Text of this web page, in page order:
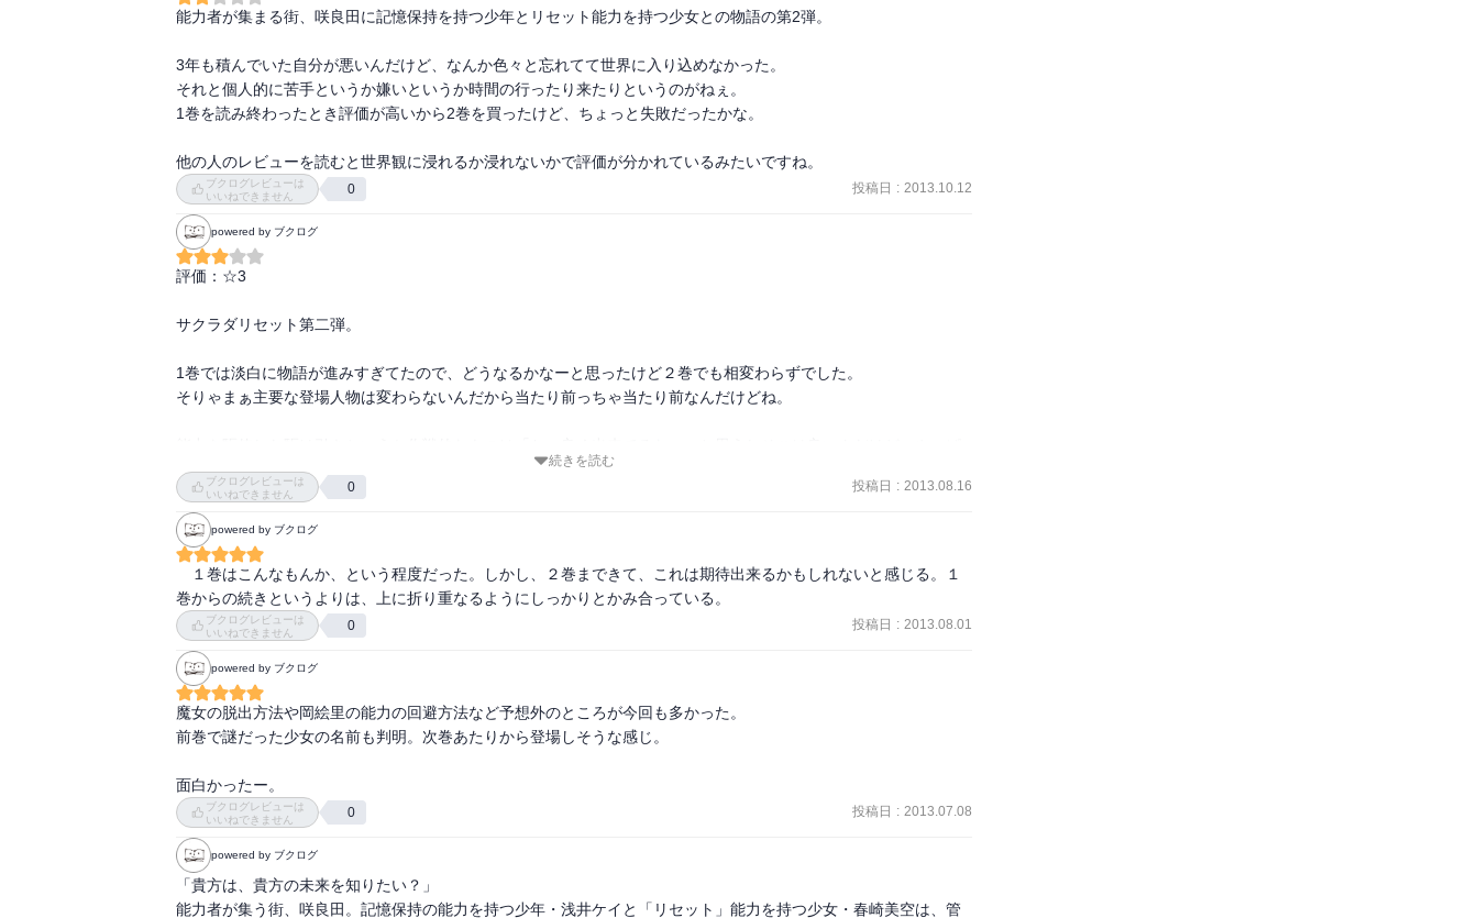
能力者が集まる街、咲良田に記憶保持を持つ少年とリセット能力を持つ少女との物語の第2弾。
3年も積んでいた自分が悪いんだけど、なんか色々と忘れてて世界に入り込めなかった。
それと個人的に苦手というか嫌いというか時間の行ったり来たりというのがねぇ。
1巻を読み終わったとき評価が高いから2巻を買ったけど、ちょっと失敗だったかな。
他の人のレビューを読むと世界観に浸れるか浸れないかで評価が分かれているみたいですね。
ブクログレビューは
いいねできません
0 投稿日 : 2013.10.12
powered by ブクログ
評価：☆3
サクラダリセット第二弾。
1巻では淡白に物語が進みすぎてたので、どうなるかなーと思ったけど２巻でも相変わらずでした。
そりゃまぁ主要な登場人物は変わらないんだから当たり前っちゃ当たり前なんだけどね。
りキャラに”熱”が足りないんだよ。
だから何が起ころうが「ふーん、ああそう」みたいな感じになっちゃう。
主人公のケイとヒロインの春崎のどちらも冷静すぎるというか何考えてるのか分からないというか・・・。
ケイに至ってはあとがきで著者自身が「何を考えているんだかいまいちよく分からない男の子」って言っちゃって
るからね。それってどーなのよ（笑）
とにかく感情移入出来ないんだな。それが自分に合わないんだと思う。
話としては１巻よりは面白かったと思うけど、400ページもあって読むの辛かったんで☆は3で。
残りも読まなきゃ（使命感）
続きを読む
ブクログレビューは
いいねできません
0 投稿日 : 2013.08.16
powered by ブクログ
１巻はこんなもんか、という程度だった。しかし、２巻まできて、これは期待出来るかもしれないと感じる。１
巻からの続きというよりは、上に折り重なるようにしっかりとかみ合っている。
ブクログレビューは
いいねできません
0 投稿日 : 2013.08.01
powered by ブクログ
魔女の脱出方法や岡絵里の能力の回避方法など予想外のところが今回も多かった。
前巻で謎だった少女の名前も判明。次巻あたりから登場しそうな感じ。
面白かったー。
ブクログレビューは
いいねできません
0 投稿日 : 2013.07.08
powered by ブクログ
「貴方は、貴方の未来を知りたい？」
能力者が集う街、咲良田。記憶保持の能力を持つ少年・浅井ケイと「リセット」能力を持つ少女・春崎美空は、管